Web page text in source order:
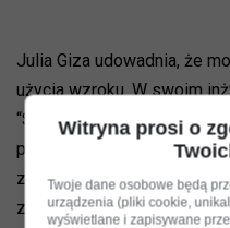
Julia Giza udowadnia, że
użycia wzroku. W swoim
“Stuk” pokazała, jak
przemysłowego może
z niepełnosprawnościami
za pomocą dotyku i słuchu.
Witryna prosi o
Twoje dane osobowe będą
urządzenia (pliki cookie,
wyświetlane i zapisywane